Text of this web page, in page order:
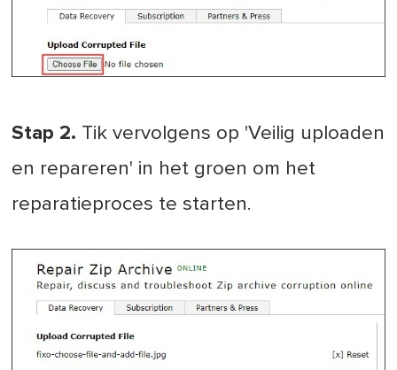
Stap 2. Tik vervolgens op 'Veilig uploaden
en repareren' in het groen om het
reparatieproces te starten.